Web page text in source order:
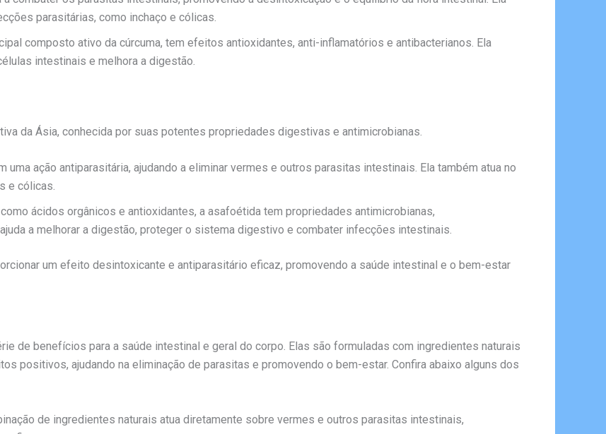
parasitárias, como inchaço e cólicas.
composto ativo da cúrcuma, tem efeitos antioxidantes, anti-inflamatórios e antibacterianos. Ela
intestinais e melhora a digestão.
da Ásia, conhecida por suas potentes propriedades digestivas e antimicrobianas.
uma ação antiparasitária, ajudando a eliminar vermes e outros parasitas intestinais. Ela também atua no
e cólicas.
ácidos orgânicos e antioxidantes, a asafoétida tem propriedades antimicrobianas,
a melhorar a digestão, proteger o sistema digestivo e combater infecções intestinais.
um efeito desintoxicante e antiparasitário eficaz, promovendo a saúde intestinal e o bem-estar
de benefícios para a saúde intestinal e geral do corpo. Elas são formuladas com ingredientes naturais
positivos, ajudando na eliminação de parasitas e promovendo o bem-estar. Confira abaixo alguns dos
de ingredientes naturais atua diretamente sobre vermes e outros parasitas intestinais,